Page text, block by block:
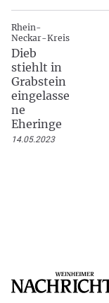
Rhein-
Neckar-Kreis
Dieb
stiehlt in
Grabstein
eingelasse
ne
Eheringe
14.05.2023